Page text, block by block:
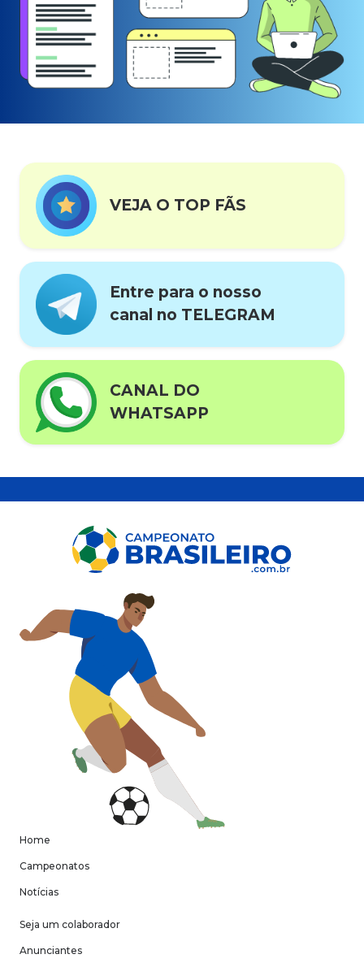
VEJA O TOP FÃS
Entre para o nosso
canal no TELEGRAM
CANAL DO
WHATSAPP
Home
Campeonatos
Notícias
Seja um colaborador
Anunciantes